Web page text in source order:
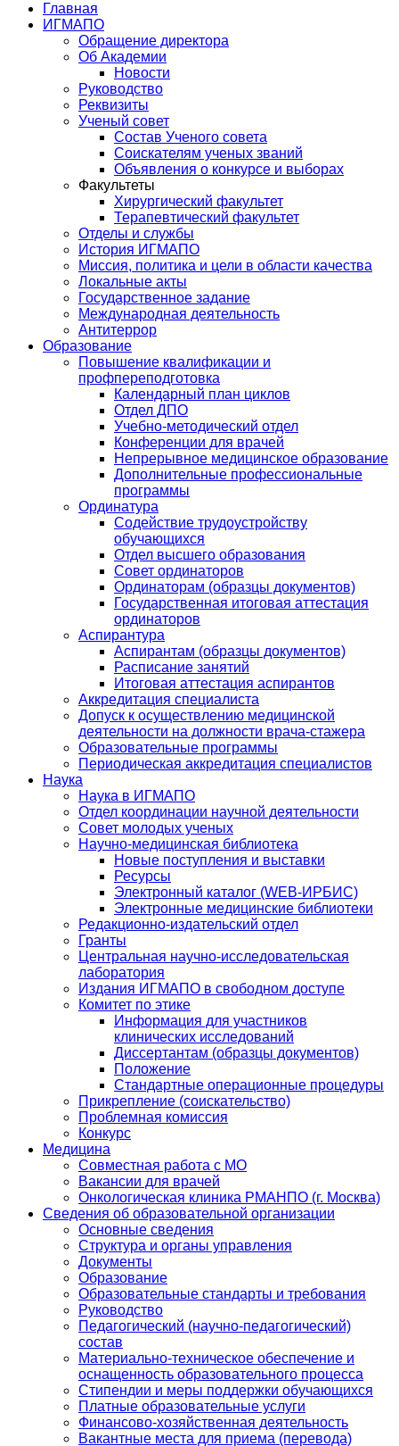
Главная
ИГМАПО
Обращение директора
Об Академии
Новости
Руководство
Реквизиты
Ученый совет
Состав Ученого совета
Соискателям ученых званий
Объявления о конкурсе и выборах
Факультеты
Хирургический факультет
Терапевтический факультет
Отделы и службы
История ИГМАПО
Миссия, политика и цели в области качества
Локальные акты
Государственное задание
Международная деятельность
Антитеррор
Образование
Повышение квалификации и
профпереподготовка
Календарный план циклов
Отдел ДПО
Учебно-методический отдел
Конференции для врачей
Непрерывное медицинское образование
Дополнительные профессиональные
программы
Ординатура
Содействие трудоустройству
обучающихся
Отдел высшего образования
Совет ординаторов
Ординаторам (образцы документов)
Государственная итоговая аттестация
ординаторов
Аспирантура
Аспирантам (образцы документов)
Расписание занятий
Итоговая аттестация аспирантов
Аккредитация специалиста
Допуск к осуществлению медицинской
деятельности на должности врача-стажера
Образовательные программы
Периодическая аккредитация специалистов
Наука
Наука в ИГМАПО
Отдел координации научной деятельности
Совет молодых ученых
Научно-медицинская библиотека
Новые поступления и выставки
Ресурсы
Электронный каталог (WEB-ИРБИС)
Электронные медицинские библиотеки
Редакционно-издательский отдел
Гранты
Центральная научно-исследовательская
лаборатория
Издания ИГМАПО в свободном доступе
Комитет по этике
Информация для участников
клинических исследований
Диссертантам (образцы документов)
Положение
Стандартные операционные процедуры
Прикрепление (соискательство)
Проблемная комиссия
Конкурс
Медицина
Совместная работа с МО
Вакансии для врачей
Онкологическая клиника РМАНПО (г. Москва)
Сведения об образовательной организации
Основные сведения
Структура и органы управления
Документы
Образование
Образовательные стандарты и требования
Руководство
Педагогический (научно-педагогический)
состав
Материально-техническое обеспечение и
оснащенность образовательного процесса
Стипендии и меры поддержки обучающихся
Платные образовательные услуги
Финансово-хозяйственная деятельность
Вакантные места для приема (перевода)